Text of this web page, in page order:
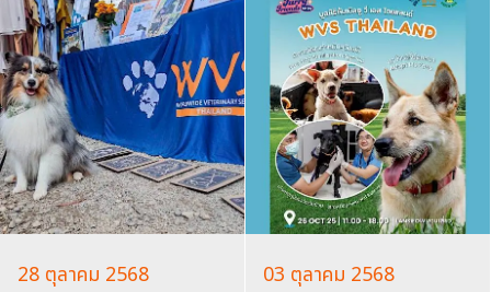
28 ตุลาคม 2568 03 ตุลาคม 2568